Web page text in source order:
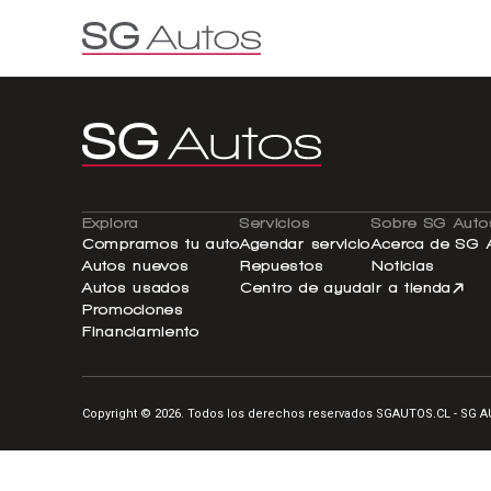
Explora
Compramos tu auto
Autos nuevos
Autos usados
Promociones
Financiamiento
Servicios
Agendar servicio
Repuestos
Centro de ayuda
Sobre SG
Acerca de SG
Noticias
Ir a tienda
Copyright © 2026. Todos los derechos reservados SGAUTOS.CL - SG